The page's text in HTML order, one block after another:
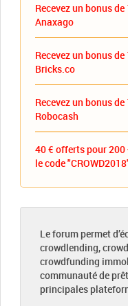
Recevez un bonus
Anaxago
Recevez un bonus
Bricks.co
Recevez un bonus
Robocash
40 € offerts pour 200
le code
Le forum permet
crowdlending,
crowdfunding
communauté de
principales